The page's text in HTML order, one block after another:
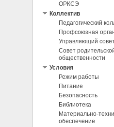
ОРКСЭ
Коллектив
Педагогический
Профсоюзная
Управляющий
Совет
общественности
Условия
Режим работы
Питание
Безопасность
Библиотека
Материально-
обеспечение